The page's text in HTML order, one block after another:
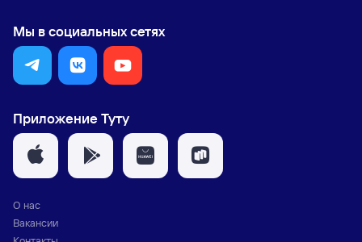
Мы в социальных сетях
Приложение Туту
О нас
Вакансии